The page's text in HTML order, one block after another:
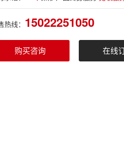
热线： 15022251050
购买咨询 在线